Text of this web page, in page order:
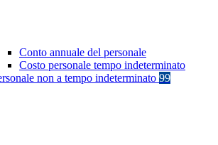
Conto annuale del personale
Costo personale tempo indeterminato
non a tempo indeterminato 99